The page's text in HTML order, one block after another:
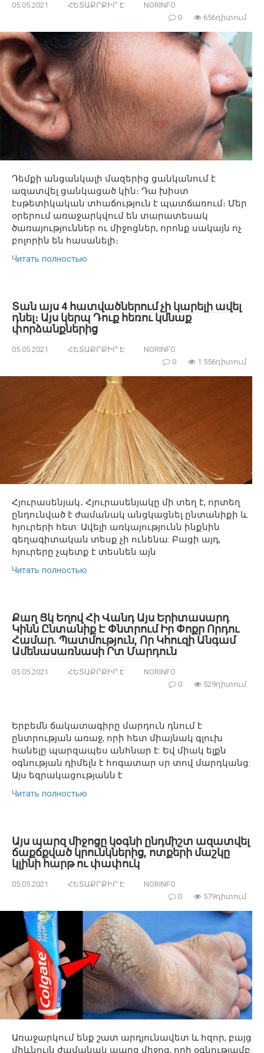
05.05.2021 ՀԵՏԱՔՐՔԻՐ Է
NORINFO
0
656դիտում
Դեմքի անցանկալի մազերից ցանկանում է
ազատվել ցանկացած կին։ Դա խիստ
էսթետիկական տհաճություն է պատճառում։ Մեր
օրերում առաջարկվում են տարատեսակ
ծառայություններ ու միջոցներ, որոնք սակայն ոչ
բոլորին են հասանելի։
Читать полностью
Տան այս 4 հատվածներում չի կարելի ավել
դնել։ Այս կերպ Դուք հեռու կմնաք
փորձանքներից
05.05.2021 ՀԵՏԱՔՐՔԻՐ Է
NORINFO
0
1 556դիտում
Հյուրասենյակ․ Հյուրասենյակը մի տեղ է, որտեղ
ընդունված է ժամանակ անցկացնել ընտանիքի և
հյուրերի հետ: Ավելի առկայությունն ինքնին
գեղագիտական ​​տեսք չի ունենա: Բացի այդ,
հյուրերը չպետք է տեսնեն այն
Читать полностью
Քաղ Ցկ Եղով Հի Վանդ Այս Երիտասարդ
Կինն Ընտանիք Է Փնտրում Իր Փոքր Որդու
Համար. Պատմություն, Որ Կհուզի Անգամ
Ամենասառնասի Րտ Մարդուն
05.05.2021 ՀԵՏԱՔՐՔԻՐ Է
NORINFO
0
529դիտում
Երբեմն ճակատագիրը մարդուն դնում է
ընտրության առաջ, որի հետ միայնակ գլուխ
հանելը պարզապես անհնար է: Եվ միակ ելքն
օգնության դիմելն է հոգատար սր տով մարդկանց:
Այս եզրակացությանն է
Читать полностью
Այս պարզ միջոցը կօգնի ընդմիշտ ազատվել
ճաքճքված կրունկներից, ոտքերի մաշկը
կլինի հարթ ու փափուկ
05.05.2021 ՀԵՏԱՔՐՔԻՐ Է
NORINFO
0
579դիտում
Առաջարկում ենք շատ արդյունավետ և հզոր, բայց
միևնույն ժամանակ պարզ միջոց, որի օգնությամբ